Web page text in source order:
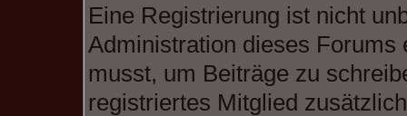
Eine Registrierung ist nicht
Administration dieses Forums
musst, um Beiträge zu
registriertes Mitglied